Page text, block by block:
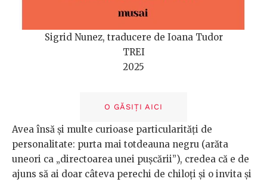
Sigrid Nunez, traducere de Ioana Tudor
TREI
2025
O GĂSIȚI AICI
Avea însă și multe curioase particularități de
personalitate: purta mai totdeauna negru (arăta
uneori ca „directoarea unei pușcării”), credea că e de
ajuns să ai doar câteva perechi de chiloți și o invita și